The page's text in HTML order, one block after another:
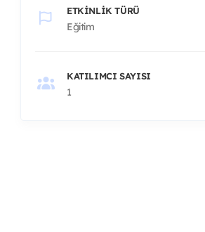
ETKINLIK TÜRÜ
Eğitim
KATILIMCI SAYISI
1